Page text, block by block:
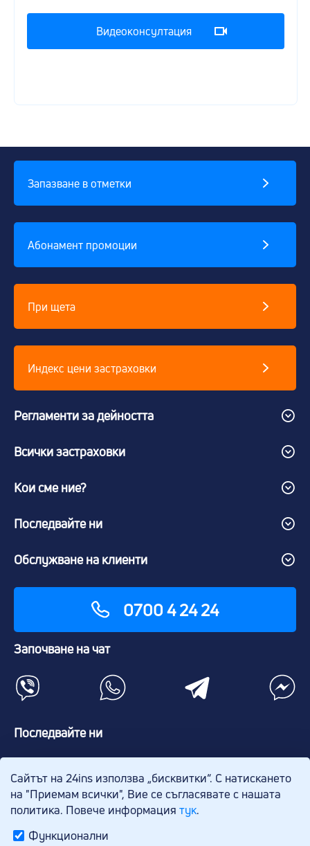
Видеоконсултация
Запазване в отметки
Абонамент промоции
При щета
Индекс цени застраховки
Регламенти за дейността
Всички застраховки
Кои сме ние?
Последвайте ни
Обслужване на клиенти
0700 4 24 24
Започване на чат
Последвайте ни
Сайтът на 24ins използва „бисквитки“. С натискането
на "Приемам всички", Вие се съгласявате с нашата
политика. Повече информация тук.
Функционални